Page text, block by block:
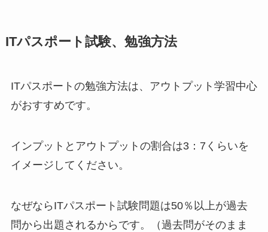
ITパスポート試験、勉強方法
ITパスポートの勉強方法は、アウトプット学習中心
がおすすめです。
インプットとアウトプットの割合は3：7くらいを
イメージしてください。
なぜならITパスポート試験問題は50％以上が過去
問から出題されるからです。（過去問がそのまま